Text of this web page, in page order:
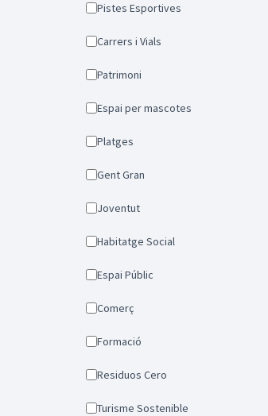
Pistes Esportives
Carrers i Vials
Patrimoni
Espai per mascotes
Platges
Gent Gran
Joventut
Habitatge Social
Espai Públic
Comerç
Formació
Residuos Cero
Turisme Sostenible